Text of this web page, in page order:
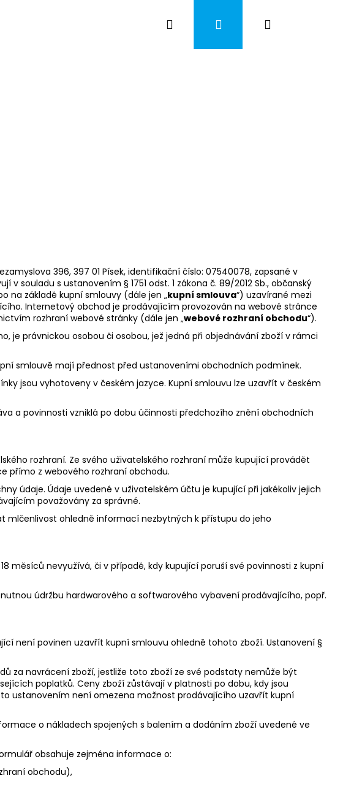
Hledat PřihlášeníNákupní
396, 397 01 Písek, identifikační číslo: 07540078, zapsané v
v souladu s ustanovením § 1751 odst. 1 zákona č. 89/2012 Sb., občanský
na základě kupní smlouvy (dále jen „kupní smlouva“) uzavírané mezi
Internetový obchod je prodávajícím provozován na webové stránce
rozhraní webové stránky (dále jen „webové rozhraní obchodu“).
je právnickou osobou či osobou, jež jedná při objednávání zboží v rámci
smlouvě mají přednost před ustanoveními obchodních podmínek.
jsou vyhotoveny v českém jazyce. Kupní smlouvu lze uzavřít v českém
a povinnosti vzniklá po dobu účinnosti předchozího znění obchodních
rozhraní. Ze svého uživatelského rozhraní může kupující provádět
přímo z webového rozhraní obchodu.
údaje. Údaje uvedené v uživatelském účtu je kupující při jakékoliv jejich
považovány za správné.
mlčenlivost ohledně informací nezbytných k přístupu do jeho
měsíců nevyužívá, či v případě, kdy kupující poruší své povinnosti z kupní
údržbu hardwarového a softwarového vybavení prodávajícího, popř.
není povinen uzavřít kupní smlouvu ohledně tohoto zboží. Ustanovení §
za navrácení zboží, jestliže toto zboží ze své podstaty nemůže být
poplatků. Ceny zboží zůstávají v platnosti po dobu, kdy jsou
ustanovením není omezena možnost prodávajícího uzavřít kupní
o nákladech spojených s balením a dodáním zboží uvedené ve
obsahuje zejména informace o:
obchodu),